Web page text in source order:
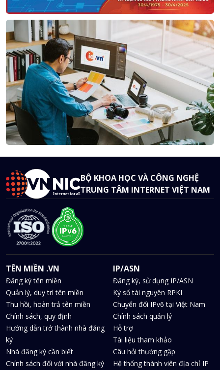
BỘ KHOA HỌC VÀ CÔNG NGHỆ
TRUNG TÂM INTERNET VIỆT NAM
TÊN MIỀN .VN
Đăng ký tên miền
Quản lý, duy trì tên miền
Thu hồi, hoàn trả tên miền
Chính sách, quy định
Hướng dẫn trở thành nhà đăng
ký
Nhà đăng ký cần biết
Chính sách đối với nhà đăng ký
IP/ASN
Đăng ký, sử dụng IP/ASN
Ký số tài nguyên RPKI
Chuyển đổi IPv6 tại Việt Nam
Chính sách quản lý
Hỗ trợ
Tài liệu tham khảo
Câu hỏi thường gặp
Hệ thống thành viên địa chỉ IP